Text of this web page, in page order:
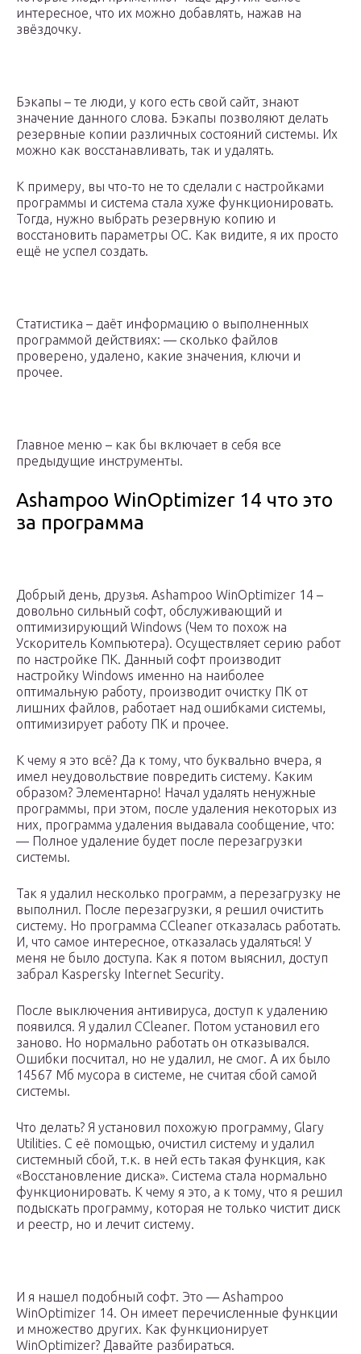
интересное, что их можно добавлять, нажав на
звёздочку.
Бэкапы – те люди, у кого есть свой сайт, знают
значение данного слова. Бэкапы позволяют делать
резервные копии различных состояний системы. Их
можно как восстанавливать, так и удалять.
К примеру, вы что-то не то сделали с настройками
программы и система стала хуже функционировать.
Тогда, нужно выбрать резервную копию и
восстановить параметры ОС. Как видите, я их просто
ещё не успел создать.
Статистика – даёт информацию о выполненных
программой действиях: — сколько файлов
проверено, удалено, какие значения, ключи и
прочее.
Главное меню – как бы включает в себя все
предыдущие инструменты.
Ashampoo WinOptimizer 14 что это
за программа
Добрый день, друзья. Ashampoo WinOptimizer 14 –
довольно сильный софт, обслуживающий и
оптимизирующий Windows (Чем то похож на
Ускоритель Компьютера). Осуществляет серию работ
по настройке ПК. Данный софт производит
настройку Windows именно на наиболее
оптимальную работу, производит очистку ПК от
лишних файлов, работает над ошибками системы,
оптимизирует работу ПК и прочее.
К чему я это всё? Да к тому, что буквально вчера, я
имел неудовольствие повредить систему. Каким
образом? Элементарно! Начал удалять ненужные
программы, при этом, после удаления некоторых из
них, программа удаления выдавала сообщение, что:
— Полное удаление будет после перезагрузки
системы.
Так я удалил несколько программ, а перезагрузку не
выполнил. После перезагрузки, я решил очистить
систему. Но программа CCleaner отказалась работать.
И, что самое интересное, отказалась удаляться! У
меня не было доступа. Как я потом выяснил, доступ
забрал Kaspersky Internet Security.
После выключения антивируса, доступ к удалению
появился. Я удалил CCleaner. Потом установил его
заново. Но нормально работать он отказывался.
Ошибки посчитал, но не удалил, не смог. А их было
14567 Мб мусора в системе, не считая сбой самой
системы.
Что делать? Я установил похожую программу, Glary
Utilities. С её помощью, очистил систему и удалил
системный сбой, т.к. в ней есть такая функция, как
«Восстановление диска». Система стала нормально
функционировать. К чему я это, а к тому, что я решил
подыскать программу, которая не только чистит диск
и реестр, но и лечит систему.
И я нашел подобный софт. Это — Ashampoo
WinOptimizer 14. Он имеет перечисленные функции
и множество других. Как функционирует
WinOptimizer? Давайте разбираться.